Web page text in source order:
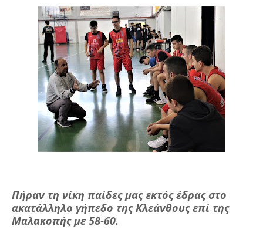
Πήραν τη νίκη παίδες μας εκτός έδρας στο
ακατάλληλο γήπεδο της Κλεάνθους επί της
Μαλακοπής με 58-60.